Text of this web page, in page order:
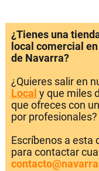
¿Tienes una
local comercial
de Navarra?
¿Quieres salir en
Local y que miles
que ofreces con
por profesionales?
Escríbenos a esta
para contactar